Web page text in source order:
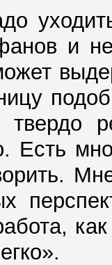
и
твердо
Есть